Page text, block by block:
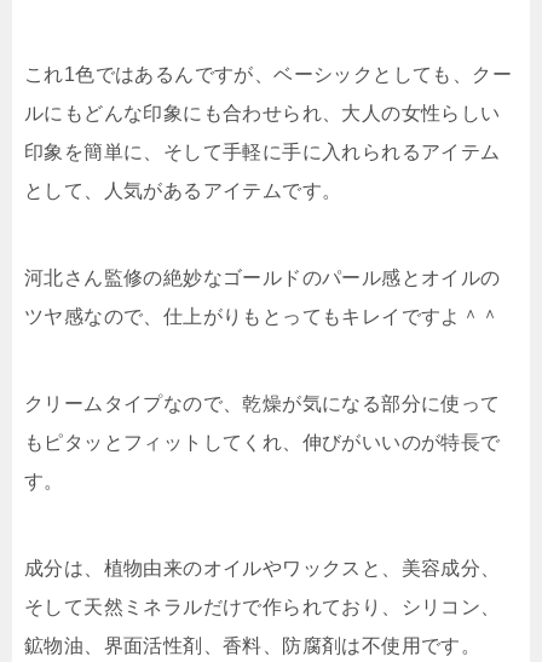
これ1色ではあるんですが、ベーシックとしても、クー
ルにもどんな印象にも合わせられ、大人の女性らしい
印象を簡単に、そして手軽に手に入れられるアイテム
として、人気があるアイテムです。
河北さん監修の絶妙なゴールドのパール感とオイルの
ツヤ感なので、仕上がりもとってもキレイですよ＾＾
クリームタイプなので、乾燥が気になる部分に使って
もピタッとフィット してくれ、伸びがいいのが特長で
す。
成分は、 植物由来のオイルやワックスと、美容成分、
そして天然ミネラルだけで作られており、シリコン、
鉱物油、界面活性剤、香料、防腐剤は不使用です。